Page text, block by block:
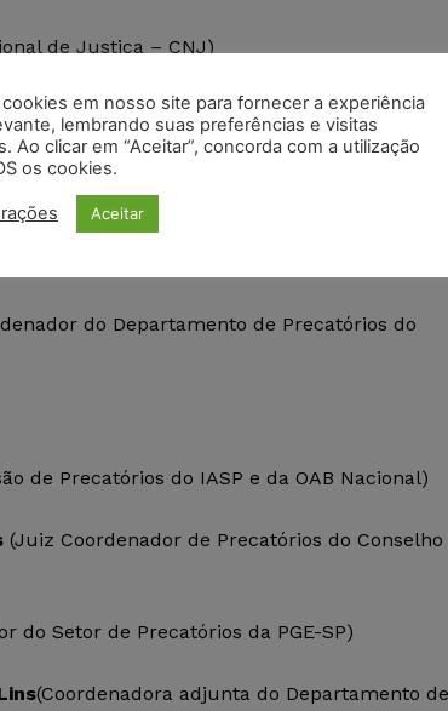
de Justiça – CNJ)
da OAB Nacional)
da Frente Parlamentar em Defesa da
do Departamento de Precatórios do
de Precatórios do IASP e da OAB Nacional)
(Juiz Coordenador de Precatórios do Conselho
do Setor de Precatórios da PGE-SP)
(Coordenadora adjunta do Departamento de
em nosso site para fornecer a experiência
lembrando suas preferências e visitas
Ao clicar em “Aceitar”, concorda com a utilização
os cookies.
Aceitar